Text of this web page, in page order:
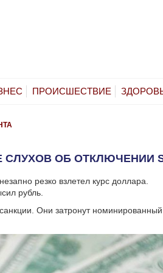
ПРОИСШЕСТВИЕ
ОБ ОТКЛЮЧЕНИИ
резко взлетел курс доллара.
рубль.
Они затронут